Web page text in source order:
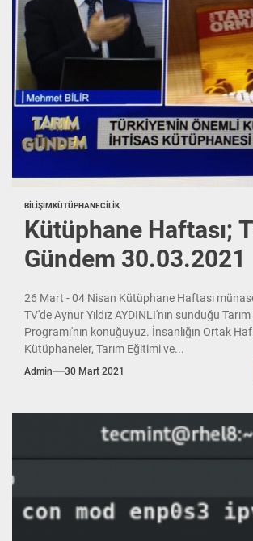
BILIŞIMKÜTÜPHANECILIK
Kütüphane Haftası;
Gündem 30.03.2021
26 Mart - 04 Nisan Kütüphane Haftası
TV'de Aynur Yıldız AYDINLI'nın sunduğu
Programı'nın konuğuyuz. İnsanlığın Ortak
Kütüphaneler, Tarım Eğitimi ve...
Admin 30 Mart 2021